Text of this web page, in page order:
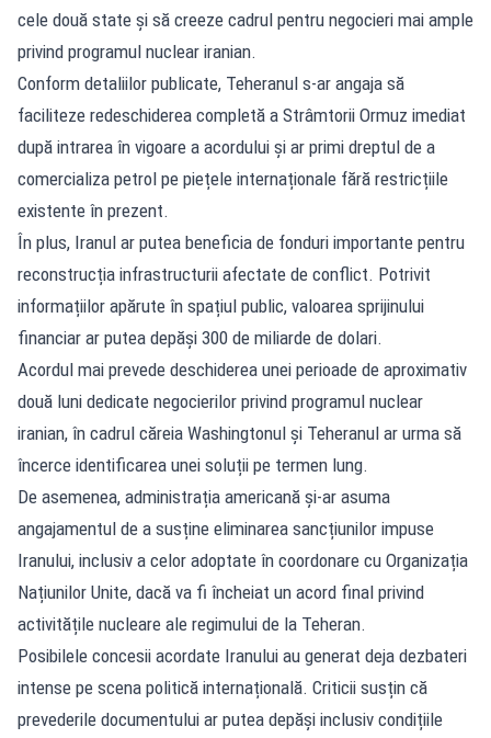
cele două state și să creeze cadrul pentru negocieri mai ample
privind programul nuclear iranian.
Conform detaliilor publicate, Teheranul s-ar angaja să
faciliteze redeschiderea completă a Strâmtorii Ormuz imediat
după intrarea în vigoare a acordului și ar primi dreptul de a
comercializa petrol pe piețele internaționale fără restricțiile
existente în prezent.
În plus, Iranul ar putea beneficia de fonduri importante pentru
reconstrucția infrastructurii afectate de conflict. Potrivit
informațiilor apărute în spațiul public, valoarea sprijinului
financiar ar putea depăși 300 de miliarde de dolari.
Acordul mai prevede deschiderea unei perioade de aproximativ
două luni dedicate negocierilor privind programul nuclear
iranian, în cadrul căreia Washingtonul și Teheranul ar urma să
încerce identificarea unei soluții pe termen lung.
De asemenea, administrația americană și-ar asuma
angajamentul de a susține eliminarea sancțiunilor impuse
Iranului, inclusiv a celor adoptate în coordonare cu Organizația
Națiunilor Unite, dacă va fi încheiat un acord final privind
activitățile nucleare ale regimului de la Teheran.
Posibilele concesii acordate Iranului au generat deja dezbateri
intense pe scena politică internațională. Criticii susțin că
prevederile documentului ar putea depăși inclusiv condițiile